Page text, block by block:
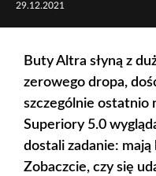
29.12.2021
Buty Altra słyną z
zerowego dropa,
szczególnie ostatnio
Superiory 5.0
dostali zadanie:
Zobaczcie, czy się